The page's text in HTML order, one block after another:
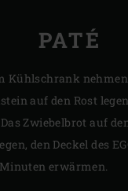
PATÉ
Kühlschrank
auf den Rost
Zwiebelbrot auf
den Deckel des
erwärmen.